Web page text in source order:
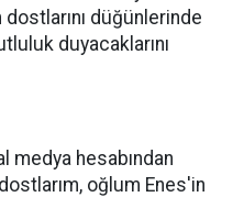
dostlarını düğünlerinde
duyacaklarını
medya hesabından
oğlum Enes'in